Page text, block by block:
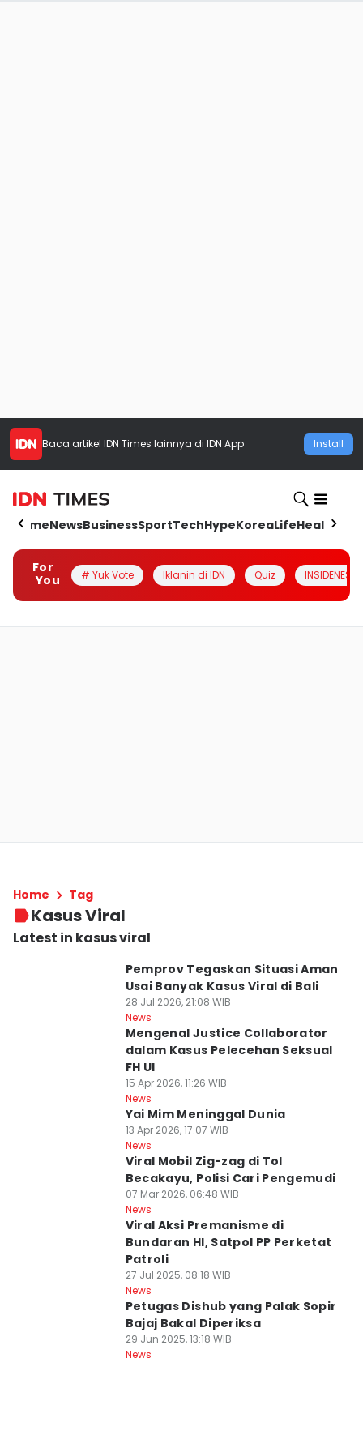
Baca artikel IDN Times lainnya di IDN App Install
HomeNewsBusinessSportTechHypeKoreaLifeHealth
For
You
# Yuk Vote Iklanin di IDN Quiz INSIDENESIA
Home Tag
Kasus Viral
Latest in kasus viral
Pemprov Tegaskan Situasi Aman
Usai Banyak Kasus Viral di Bali
28 Jul 2026, 21:08 WIB
News
Mengenal Justice Collaborator
dalam Kasus Pelecehan Seksual
FH UI
15 Apr 2026, 11:26 WIB
News
Yai Mim Meninggal Dunia
13 Apr 2026, 17:07 WIB
News
Viral Mobil Zig-zag di Tol
Becakayu, Polisi Cari Pengemudi
07 Mar 2026, 06:48 WIB
News
Viral Aksi Premanisme di
Bundaran HI, Satpol PP Perketat
Patroli
27 Jul 2025, 08:18 WIB
News
Petugas Dishub yang Palak Sopir
Bajaj Bakal Diperiksa
29 Jun 2025, 13:18 WIB
News